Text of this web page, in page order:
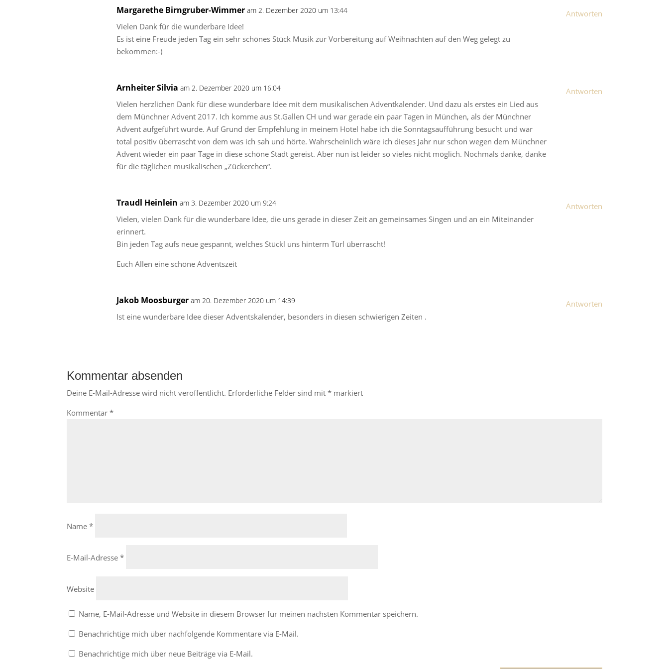
Margarethe Birngruber-Wimmer am 2. Dezember 2020 um 13:44
Vielen Dank für die wunderbare Idee!
Es ist eine Freude jeden Tag ein sehr schönes Stück Musik zur Vorbereitung auf Weihnachten auf den Weg gelegt zu
bekommen:-)
Antworten
Arnheiter Silvia am 2. Dezember 2020 um 16:04
Vielen herzlichen Dank für diese wunderbare Idee mit dem musikalischen Adventkalender. Und dazu als erstes ein Lied aus
dem Münchner Advent 2017. Ich komme aus St.Gallen CH und war gerade ein paar Tagen in München, als der Münchner
Advent aufgeführt wurde. Auf Grund der Empfehlung in meinem Hotel habe ich die Sonntagsaufführung besucht und war
total positiv überrascht von dem was ich sah und hörte. Wahrscheinlich wäre ich dieses Jahr nur schon wegen dem Münchner
Advent wieder ein paar Tage in diese schöne Stadt gereist. Aber nun ist leider so vieles nicht möglich. Nochmals danke, danke
für die täglichen musikalischen „Zückerchen“.
Antworten
Traudl Heinlein am 3. Dezember 2020 um 9:24
Vielen, vielen Dank für die wunderbare Idee, die uns gerade in dieser Zeit an gemeinsames Singen und an ein Miteinander
erinnert.
Bin jeden Tag aufs neue gespannt, welches Stückl uns hinterm Türl überrascht!
Euch Allen eine schöne Adventszeit
Antworten
Jakob Moosburger am 20. Dezember 2020 um 14:39
Ist eine wunderbare Idee dieser Adventskalender, besonders in diesen schwierigen Zeiten .
Antworten
Kommentar absenden
Deine E-Mail-Adresse wird nicht veröffentlicht. Erforderliche Felder sind mit* markiert
Kommentar*
Name*
E-Mail-Adresse*
Website
Name, E-Mail-Adresse und Website in diesem Browser für meinen nächsten Kommentar speichern.
Benachrichtige mich über nachfolgende Kommentare via E-Mail.
Benachrichtige mich über neue Beiträge via E-Mail.